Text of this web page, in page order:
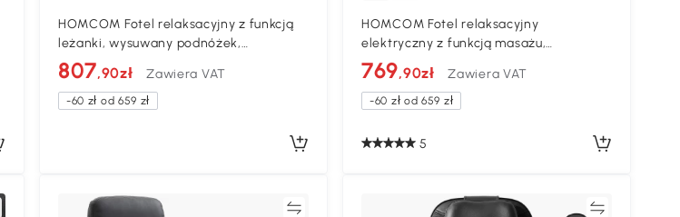
HOMCOM Fotel relaksacyjny z funkcją
leżanki, wysuwany podnóżek,
kieszeniowe sprężyny, do 150 kg, czarny
807,90zł Zawiera VAT
-60 zł od 659 zł
HOMCOM Fotel relaksacyjny
elektryczny z funkcją masażu,
ogrzewaniem, wibracjami, regulacją
pozycji, poduszką lędźwiową, boczną
kieszenią i pilotem. Idealny do salonu,
769,90zł Zawiera VAT
-60 zł od 659 zł
5
Porównywać